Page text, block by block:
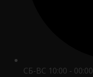
СБ-ВС 10:00 - 00:00